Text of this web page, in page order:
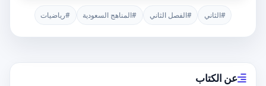
#الثاني #الفصل الثاني #المناهج السعودية #رياضيات
عن الكتاب